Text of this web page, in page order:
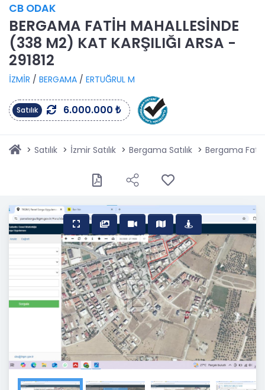
CB ODAK
BERGAMA FATİH MAHALLESİNDE
(338 M2) KAT KARŞILIĞI ARSA -
291812
İZMİR / BERGAMA / ERTUĞRUL M
Satılık 6.000.000 ₺
Satılık İzmir Satılık Bergama Satılık Bergama Fatih
Next